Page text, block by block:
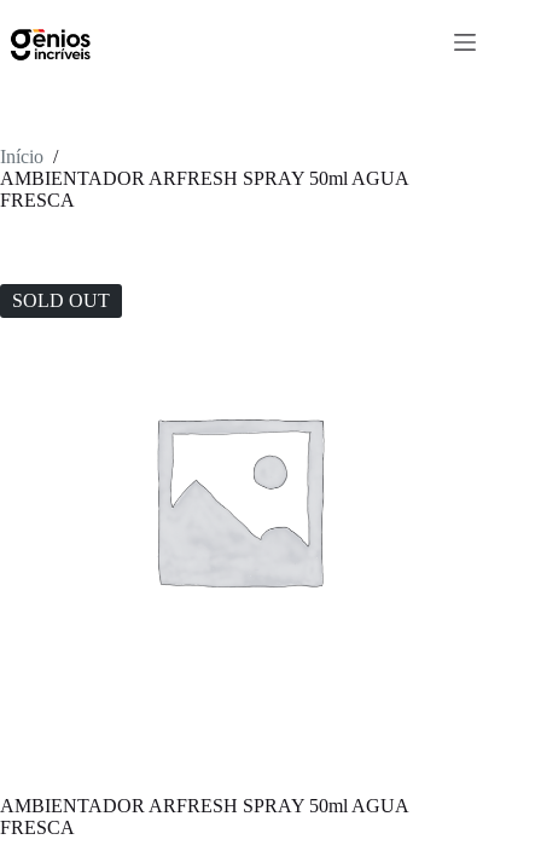
Início /
AMBIENTADOR ARFRESH SPRAY 50ml AGUA
FRESCA
SOLD OUT
AMBIENTADOR ARFRESH SPRAY 50ml AGUA
FRESCA